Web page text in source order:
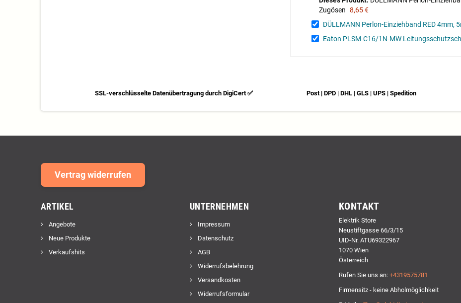
Zugösen 8,65 €
DÜLLMANN Perlon-Einziehband RED 4mm,
Eaton PLSM-C16/1N-MW
SSL-verschlüsselte Datenübertragung durch DigiCert ✅ Post | DPD | DHL | GLS | UPS | Spedition
Vertrag widerrufen
ARTIKEL
Angebote
Neue Produkte
Verkaufshits
UNTERNEHMEN
Impressum
Datenschutz
AGB
Widerrufsbelehrung
Versandkosten
Widerrufsformular
KONTAKT
Elektrik Store
Neustiftgasse 66/3/15
UID-Nr. ATU69322967
1070 Wien
Österreich
Rufen Sie uns an: +4319575781
Firmensitz - keine Abholmöglichkeit